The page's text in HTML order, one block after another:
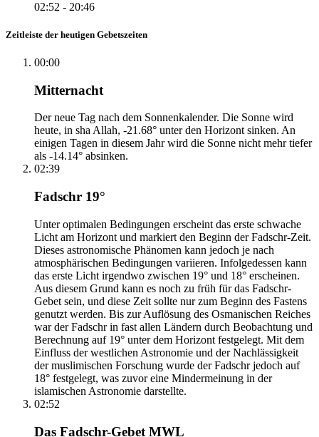
02:52 - 20:46
Zeitleiste der heutigen Gebetszeiten
00:00
Mitternacht
Der neue Tag nach dem Sonnenkalender. Die Sonne wird
heute, in sha Allah, -21.68° unter den Horizont sinken. An
einigen Tagen in diesem Jahr wird die Sonne nicht mehr tiefer
als -14.14° absinken.
02:39
Fadschr 19°
Unter optimalen Bedingungen erscheint das erste schwache
Licht am Horizont und markiert den Beginn der Fadschr-Zeit.
Dieses astronomische Phänomen kann jedoch je nach
atmosphärischen Bedingungen variieren. Infolgedessen kann
das erste Licht irgendwo zwischen 19° und 18° erscheinen.
Aus diesem Grund kann es noch zu früh für das Fadschr-
Gebet sein, und diese Zeit sollte nur zum Beginn des Fastens
genutzt werden. Bis zur Auflösung des Osmanischen Reiches
war der Fadschr in fast allen Ländern durch Beobachtung und
Berechnung auf 19° unter dem Horizont festgelegt. Mit dem
Einfluss der westlichen Astronomie und der Nachlässigkeit
der muslimischen Forschung wurde der Fadschr jedoch auf
18° festgelegt, was zuvor eine Mindermeinung in der
islamischen Astronomie darstellte.
02:52
Das Fadschr-Gebet MWL